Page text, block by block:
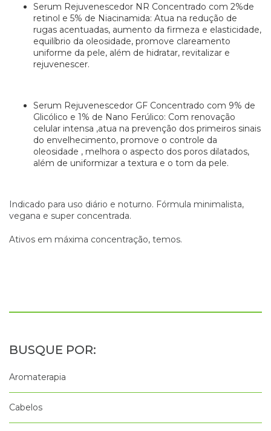
Serum Rejuvenescedor NR Concentrado com 2%de
retinol e 5% de Niacinamida: Atua na redução de
rugas acentuadas, aumento da firmeza e elasticidade,
equilíbrio da oleosidade, promove clareamento
uniforme da pele, além de hidratar, revitalizar e
rejuvenescer.
Serum Rejuvenescedor GF Concentrado com 9% de
Glicólico e 1% de Nano Ferúlico: Com renovação
celular intensa ,atua na prevenção dos primeiros sinais
do envelhecimento, promove o controle da
oleosidade , melhora o aspecto dos poros dilatados,
além de uniformizar a textura e o tom da pele.
Indicado para uso diário e noturno. Fórmula minimalista,
vegana e super concentrada.
Ativos em máxima concentração, temos.
Aromaterapia
Cabelos